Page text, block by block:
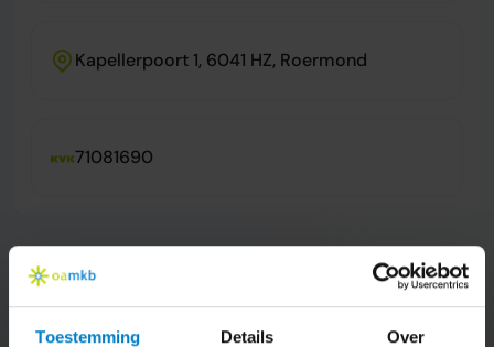
Toestemming Details Over
Kapellerpoort 1, 6041 HZ, Roermond
71081690
Voornaam*